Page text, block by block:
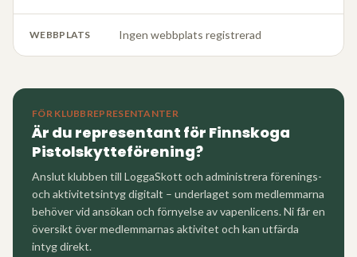
WEBBPLATS Ingen webbplats registrerad
FÖR KLUBBREPRESENTANTER
Är du representant för Finnskoga
Pistolskytteförening?
Anslut klubben till LoggaSkott och administrera förenings-
och aktivitetsintyg digitalt – underlaget som medlemmarna
behöver vid ansökan och förnyelse av vapenlicens. Ni får en
översikt över medlemmarnas aktivitet och kan utfärda
intyg direkt.